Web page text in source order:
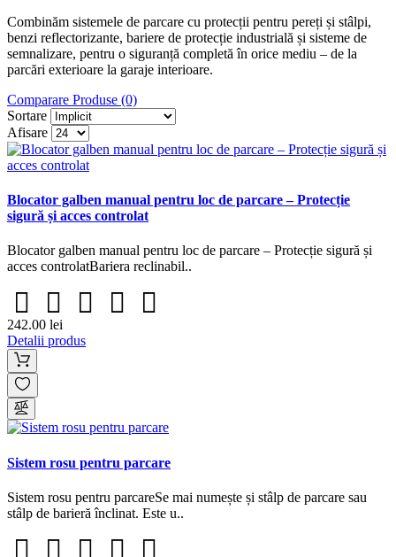
Combinăm sistemele de parcare cu protecții pentru pereți și stâlpi,
benzi reflectorizante, bariere de protecție industrială și sisteme de
semnalizare, pentru o siguranță completă în orice mediu – de la
parcări exterioare la garaje interioare.
Comparare Produse (0)
Sortare
Afisare
Blocator galben manual pentru loc de parcare – Protecție
sigură și acces controlat
Blocator galben manual pentru loc de parcare – Protecție sigură și
acces controlatBariera reclinabil..
242.00 lei
Detalii produs
Sistem rosu pentru parcare
Sistem rosu pentru parcareSe mai numește și stâlp de parcare sau
stâlp de barieră înclinat. Este u..